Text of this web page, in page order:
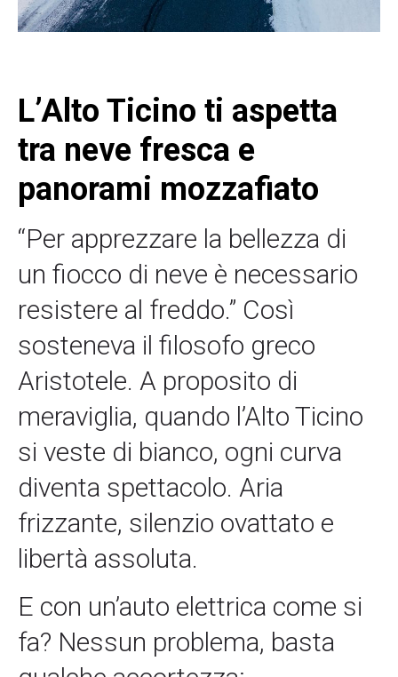
L’Alto Ticino ti aspetta
tra neve fresca e
panorami mozzafiato
“Per apprezzare la bellezza di
un fiocco di neve è necessario
resistere al freddo.” Così
sosteneva il filosofo greco
Aristotele. A proposito di
meraviglia, quando l’Alto Ticino
si veste di bianco, ogni curva
diventa spettacolo. Aria
frizzante, silenzio ovattato e
libertà assoluta.
E con un’auto elettrica come si
fa? Nessun problema, basta